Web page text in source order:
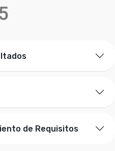
de Requisitos